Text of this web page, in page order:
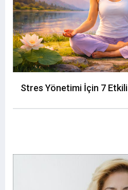
Stres Yönetimi İçin 7